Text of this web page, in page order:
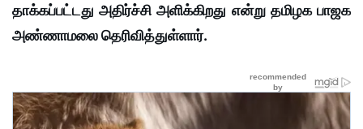
தாக்கப்பட்டது அதிர்ச்சி அளிக்கிறது என்று தமிழக பாஜக
அண்ணாமலை தெரிவித்துள்ளார்.